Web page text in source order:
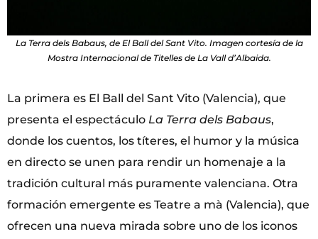
La Terra dels Babaus, de El Ball del Sant Vito. Imagen cortesía de la
Mostra Internacional de Titelles de La Vall d’Albaida.
La primera es El Ball del Sant Vito (Valencia), que
presenta el espectáculo La Terra dels Babaus,
donde los cuentos, los títeres, el humor y la música
en directo se unen para rendir un homenaje a la
tradición cultural más puramente valenciana. Otra
formación emergente es Teatre a mà (Valencia), que
ofrecen una nueva mirada sobre uno de los iconos